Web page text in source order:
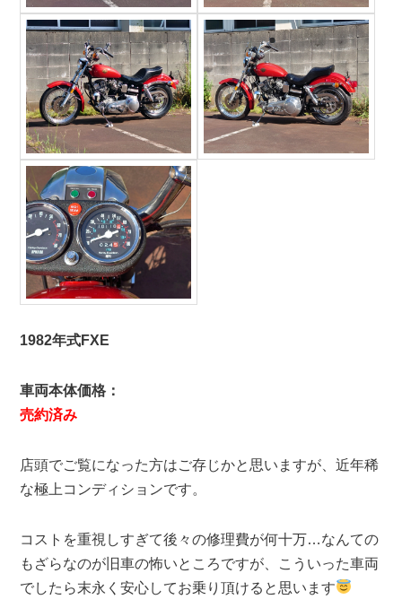
1982年式FXE
車両本体価格：
売約済み
店頭でご覧になった方はご存じかと思いますが、近年稀
な極上コンディションです。
コストを重視しすぎて後々の修理費が何十万…なんての
もざらなのが旧車の怖いところですが、こういった車両
でしたら末永く安心してお乗り頂けると思います